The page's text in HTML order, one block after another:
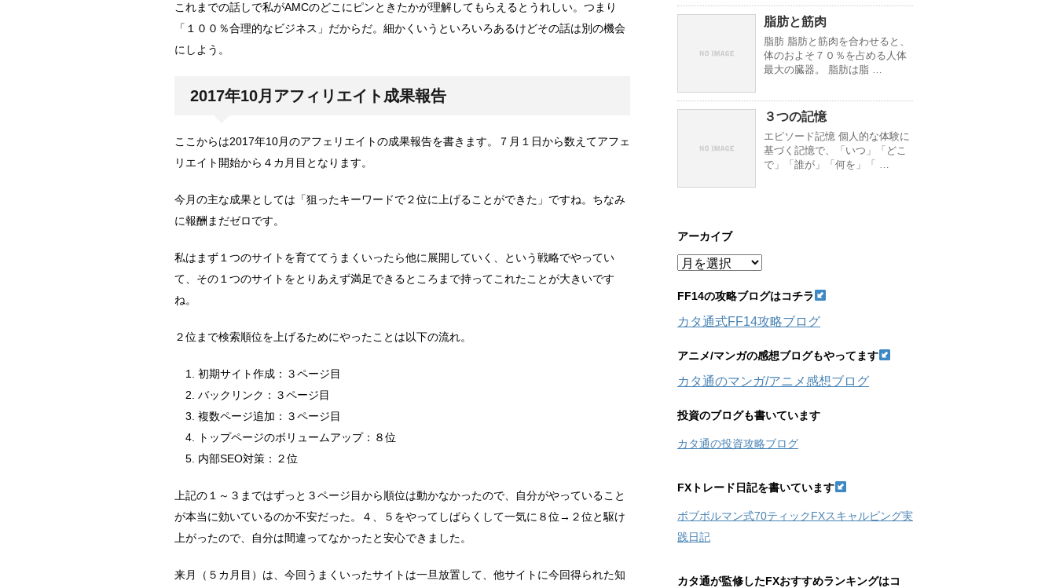
これまでの話しで私がAMCのどこにピンときたかが理解してもらえるとうれしい。つまり
「１００％合理的なビジネス」だからだ。細かくいうといろいろあるけどその話は別の機会
にしよう。
2017年10月アフィリエイト成果報告
ここからは2017年10月のアフェリエイトの成果報告を書きます。７月１日から数えてアフェ
リエイト開始から４カ月目となります。
今月の主な成果としては「狙ったキーワードで２位に上げることができた」ですね。ちなみ
に報酬まだゼロです。
私はまず１つのサイトを育ててうまくいったら他に展開していく、という戦略でやってい
て、その１つのサイトをとりあえず満足できるところまで持ってこれたことが大きいです
ね。
２位まで検索順位を上げるためにやったことは以下の流れ。
初期サイト作成：３ページ目
バックリンク：３ページ目
複数ページ追加：３ページ目
トップページのボリュームアップ：８位
内部SEO対策：２位
上記の１～３まではずっと３ページ目から順位は動かなかったので、自分がやっていること
が本当に効いているのか不安だった。４、５をやってしばらくして一気に８位→２位と駆け
上がったので、自分は間違ってなかったと安心できました。
来月（５カ月目）は、今回うまくいったサイトは一旦放置して、他サイトに今回得られた知
脂肪と筋肉
脂肪 脂肪と筋肉を合わせると、
体のおよそ７０％を占める人体
最大の臓器。 脂肪は脂 …
３つの記憶
エピソード記憶 個人的な体験に
基づく記憶で、「いつ」「どこ
で」「誰が」「何を」「 …
アーカイブ
ア
カ
ブ
FF14の攻略ブログはコチラ
カタ通式FF14攻略ブログ
アニメ/マンガの感想ブログもやってます
カタ通のマンガ/アニメ感想ブログ
投資のブログも書いています
カタ通の投資攻略ブログ
FXトレード日記を書いています
ボブボルマン式70ティックFXスキャルピング実
践日記
カタ通が監修したFXおすすめランキングはコ